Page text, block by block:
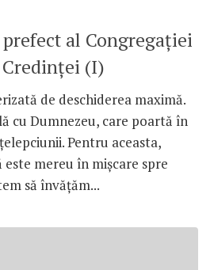
al Congregaţiei
(I)
de deschiderea maximă.
cu Dumnezeu, care poartă în
Pentru aceasta,
mereu în mişcare spre
să învăţăm...